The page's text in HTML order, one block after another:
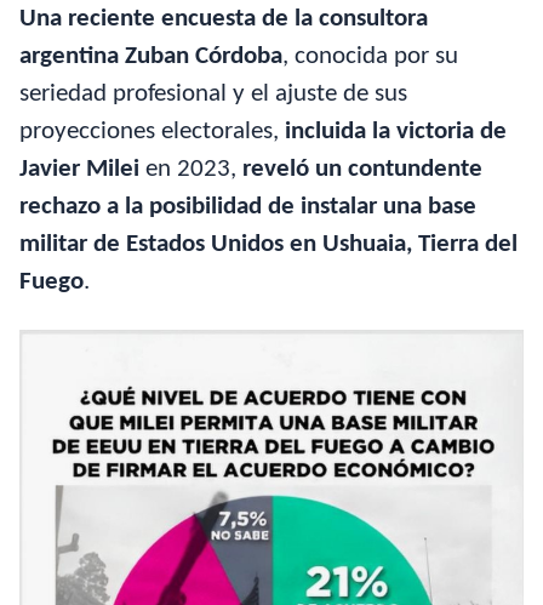
Una reciente encuesta de la consultora
argentina Zuban Córdoba, conocida por su
seriedad profesional y el ajuste de sus
proyecciones electorales, incluida la victoria de
Javier Milei en 2023, reveló un contundente
rechazo a la posibilidad de instalar una base
militar de Estados Unidos en Ushuaia, Tierra del
Fuego.